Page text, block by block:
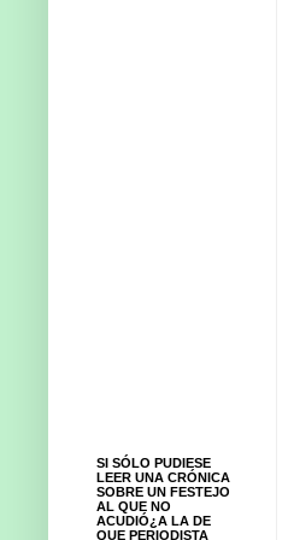
SI SÓLO PUDIESE
LEER UNA CRÓNICA
SOBRE UN FESTEJO
AL QUE NO
ACUDIÓ¿A LA DE
QUE PERIODISTA